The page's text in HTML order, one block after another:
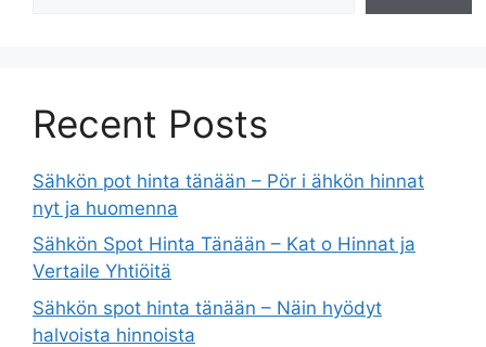
Recent Posts
Sähkön pot hinta tänään – Pör i ähkön hinnat
nyt ja huomenna
Sähkön Spot Hinta Tänään – Kat o Hinnat ja
Vertaile Yhtiöitä
Sähkön spot hinta tänään – Näin hyödyt
halvoista hinnoista